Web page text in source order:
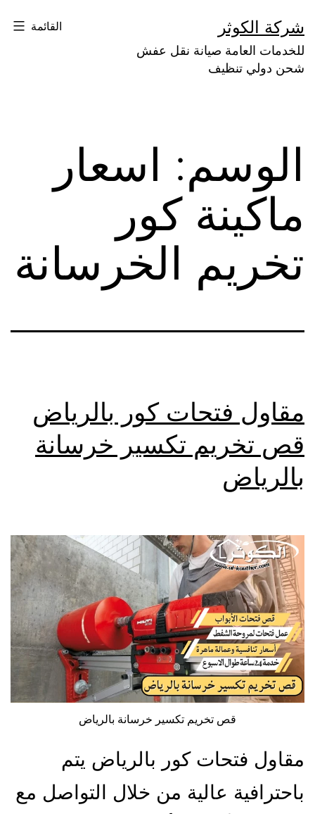
إلى
المحتوى
شركة الكوثر
للخدمات العامة صيانة نقل عفش
شحن دولي تنظيف
القائمة
الوسم: اسعار
ماكينة كور
تخريم الخرسانة
مقاول فتحات كور بالرياض
قص تخريم تكسير خرسانة
بالرياض
قص تخريم تكسير خرسانة بالرياض
مقاول فتحات كور بالرياض يتم
باحترافية عالية من خلال التواصل مع